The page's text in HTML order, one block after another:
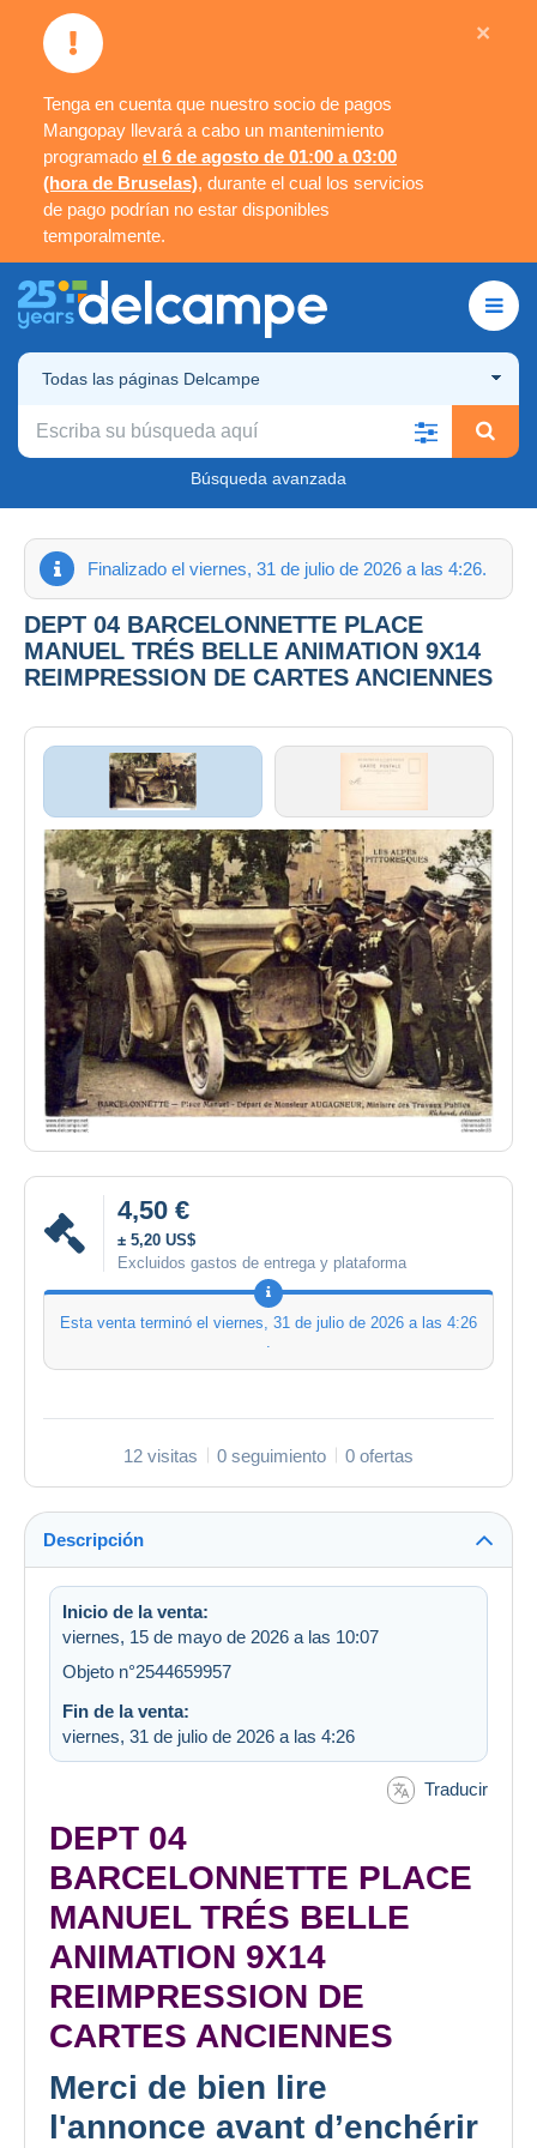
Tenga en cuenta que nuestro socio de pagos
Mangopay llevará a cabo un mantenimiento
programado el 6 de agosto de 01:00 a 03:00
(hora de Bruselas), durante el cual los servicios
de pago podrían no estar disponibles
temporalmente.
×
Todas las páginas Delcampe
Búsqueda avanzada
Finalizado el viernes, 31 de julio de 2026 a las 4:26.
DEPT 04 BARCELONNETTE PLACE
MANUEL TRÉS BELLE ANIMATION 9X14
REIMPRESSION DE CARTES ANCIENNES
4,50 €
± 5,20 US$
Excluidos gastos de entrega y plataforma
Esta venta terminó el viernes, 31 de julio de 2026 a las 4:26
12 visitas 0 seguimiento 0 ofertas
Descripción
Inicio de la venta:
viernes, 15 de mayo de 2026 a las 10:07
Objeto n°2544659957
Fin de la venta:
viernes, 31 de julio de 2026 a las 4:26
Traducir
DEPT 04
BARCELONNETTE PLACE
MANUEL TRÉS BELLE
ANIMATION 9X14
REIMPRESSION DE
CARTES ANCIENNES
Merci de bien lire
l'annonce avant d’enchérir